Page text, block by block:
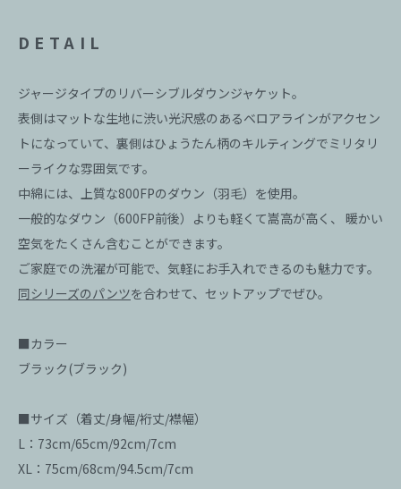
DETAIL
ジャージタイプのリバーシブルダウンジャケット。
表側はマットな生地に渋い光沢感のあるベロアラインがアクセン
トになっていて、裏側はひょうたん柄のキルティングでミリタリ
ーライクな雰囲気です。
中綿には、上質な800FPのダウン（羽毛）を使用。
一般的なダウン（600FP前後）よりも軽くて嵩高が高く、 暖かい
空気をたくさん含むことができます。
ご家庭での洗濯が可能で、気軽にお手入れできるのも魅力です。
同シリーズのパンツを合わせて、セットアップでぜひ。
■カラー
ブラック(ブラック)
■サイズ（着丈/身幅/裄丈/襟幅）
L：73cm/65cm/92cm/7cm
XL：75cm/68cm/94.5cm/7cm